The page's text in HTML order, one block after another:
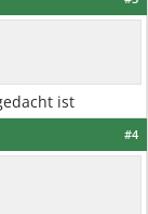
ist
#4